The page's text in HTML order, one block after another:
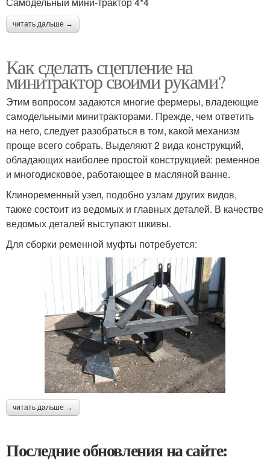
читать дальше →
Как сделать сцепление на
минитрактор своими руками?
Этим вопросом задаются многие фермеры, владеющие
самодельными минитракторами. Прежде, чем ответить
на него, следует разобраться в том, какой механизм
проще всего собрать. Выделяют 2 вида конструкций,
обладающих наиболее простой конструкцией: ременное
и многодисковое, работающее в масляной ванне.
Клиноременный узел, подобно узлам других видов,
также состоит из ведомых и главных деталей. В качестве
ведомых деталей выступают шкивы.
Для сборки ременной муфты потребуется:
читать дальше →
Последние обновления на сайте: